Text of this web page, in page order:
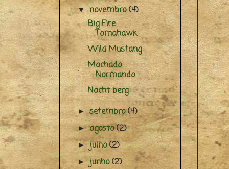
▼novembro(4)
Big Fire
Tomahawk
Wild Mustang
Machado
Normando
Nacht berg
►setembro(4)
►agosto(2)
►julho(2)
►junho(2)